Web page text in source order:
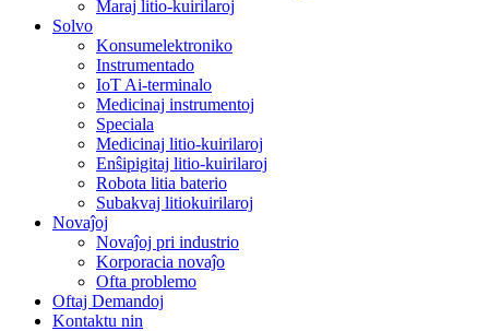
Maraj litio-kuirilaroj
Solvo
Konsumelektroniko
Instrumentado
IoT Ai-terminalo
Medicinaj instrumentoj
Speciala
Medicinaj litio-kuirilaroj
Enŝipigitaj litio-kuirilaroj
Robota litia baterio
Subakvaj litiokuirilaroj
Novaĵoj
Novaĵoj pri industrio
Korporacia novaĵo
Ofta problemo
Oftaj Demandoj
Kontaktu nin